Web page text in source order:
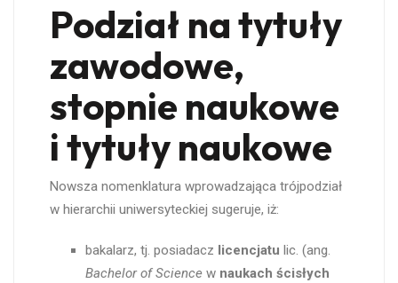
Podział na tytuły
zawodowe,
stopnie naukowe
i tytuły naukowe
Nowsza nomenklatura wprowadzająca trójpodział
w hierarchii uniwersyteckiej sugeruje, iż:
bakalarz, tj. posiadacz licencjatu lic. (ang.
Bachelor of Science w naukach ścisłych